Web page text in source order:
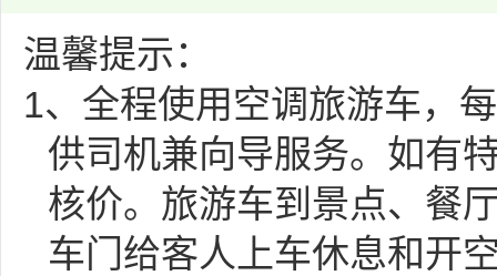
温馨提示：
1、全程使用空调旅游车，
供司机兼向导服务。如有
核价。旅游车到景点、餐
车门给客人上车休息和开